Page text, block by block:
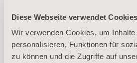
Diese Webseite verwendet Cookies
Wir verwenden Cookies, um
personalisieren, Funktionen für
zu können und die Zugriffe auf
Sie finden nicht, wonach Sie
Ihnen gerne weiter.